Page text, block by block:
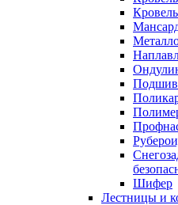
Шифер
Лестницы и